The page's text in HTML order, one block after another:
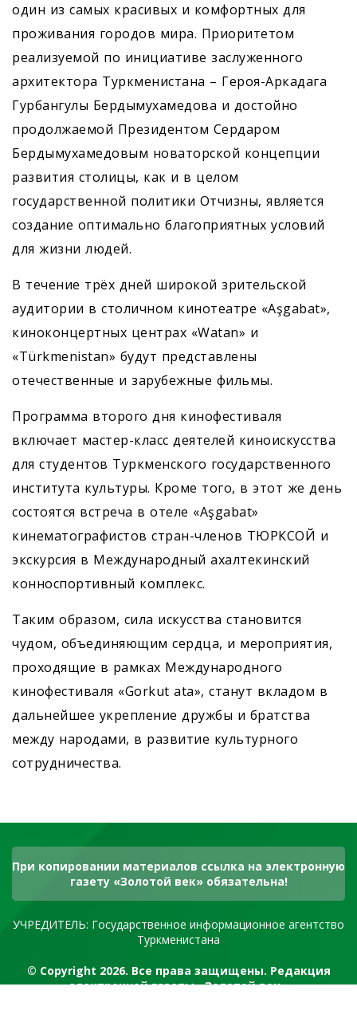
один из самых красивых и комфортных для
проживания городов мира. Приоритетом
реализуемой по инициативе заслуженного
архитектора Туркменистана – Героя-Аркадага
Гурбангулы Бердымухамедова и достойно
продолжаемой Президентом Сердаром
Бердымухамедовым новаторской концепции
развития столицы, как и в целом
государственной политики Отчизны, является
создание оптимально благоприятных условий
для жизни людей.
В течение трёх дней широкой зрительской
аудитории в столичном кинотеатре «Aşgabat»,
киноконцертных центрах «Watan» и
«Türkmenistan» будут представлены
отечественные и зарубежные фильмы.
Программа второго дня кинофестиваля
включает мастер-класс деятелей киноискусства
для студентов Туркменского государственного
института культуры. Кроме того, в этот же день
состоятся встреча в отеле «Aşgabat»
кинематографистов стран-членов ТЮРКСОЙ и
экскурсия в Международный ахалтекинский
конноспортивный комплекс.
Таким образом, сила искусства становится
чудом, объединяющим сердца, и мероприятия,
проходящие в рамках Международного
кинофестиваля «Gorkut ata», станут вкладом в
дальнейшее укреп­ление дружбы и братства
между народами, в развитие культурного
сотрудничества.
При копировании материалов ссылка на электронную
газету «Золотой век» обязательна!
УЧРЕДИТЕЛЬ: Государственное информационное агентство
Туркменистана
© Copyright 2026. Все права защищены. Редакция
электронной газеты «Золотой век»